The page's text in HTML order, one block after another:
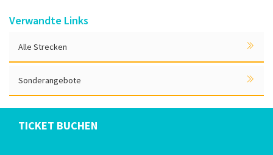
Verwandte Links
Alle Strecken
Sonderangebote
TICKET BUCHEN